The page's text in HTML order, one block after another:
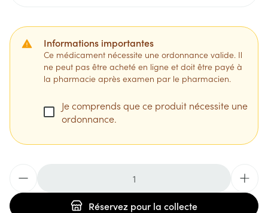
Informations importantes
Ce médicament nécessite une ordonnance valide. Il
ne peut pas être acheté en ligne et doit être payé à
la pharmacie après examen par le pharmacien.
Je comprends que ce produit nécessite une
ordonnance.
Réservez pour la collecte